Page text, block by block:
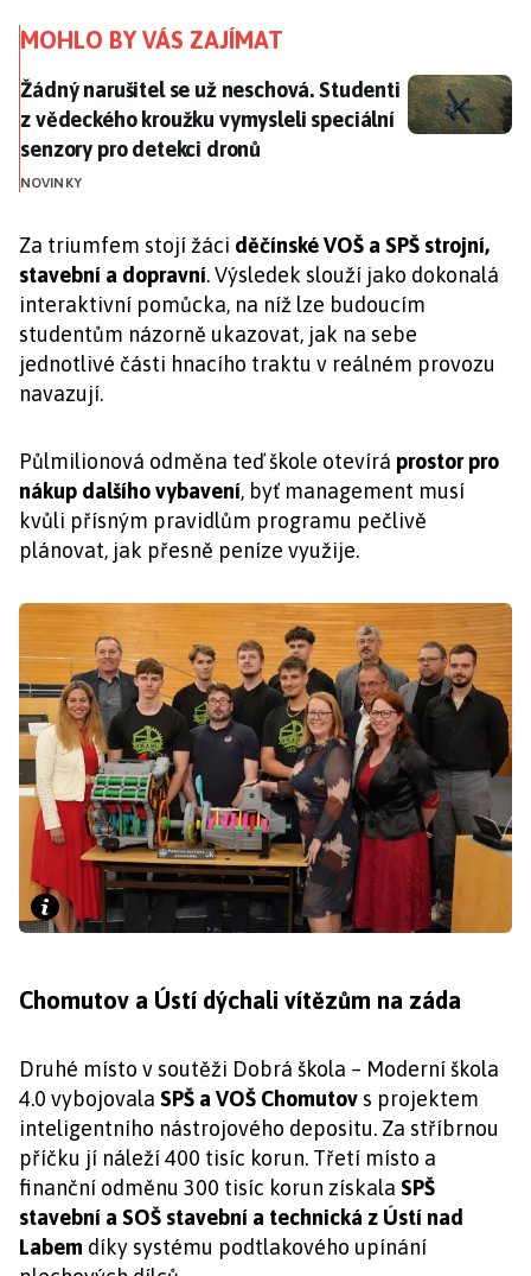
MOHLO BY VÁS ZAJÍMAT
Žádný narušitel se už neschová. Studenti z
Žádný narušitel se už neschová. Studenti
z vědeckého kroužku vymysleli speciální
senzory pro detekci dronů
NOVINKY
Za triumfem stojí žáci děčínské VOŠ a SPŠ strojní,
stavební a dopravní. Výsledek slouží jako dokonalá
interaktivní pomůcka, na níž lze budoucím
studentům názorně ukazovat, jak na sebe
jednotlivé části hnacího traktu v reálném provozu
navazují.
Půlmilionová odměna teď škole otevírá prostor pro
nákup dalšího vybavení, byť management musí
kvůli přísným pravidlům programu pečlivě
plánovat, jak přesně peníze využije.
Chomutov a Ústí dýchali vítězům na záda
Druhé místo v soutěži Dobrá škola – Moderní škola
4.0 vybojovala SPŠ a VOŠ Chomutovs projektem
inteligentního nástrojového depositu. Za stříbrnou
příčku jí náleží 400 tisíc korun. Třetí místo a
finanční odměnu 300 tisíc korun získala SPŠ
stavební a SOŠ stavební a technická z Ústí nad
Labem díky systému podtlakového upínání